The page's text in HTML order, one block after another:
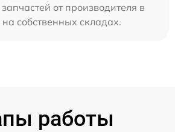
от производителя в
собственных складах.
работы